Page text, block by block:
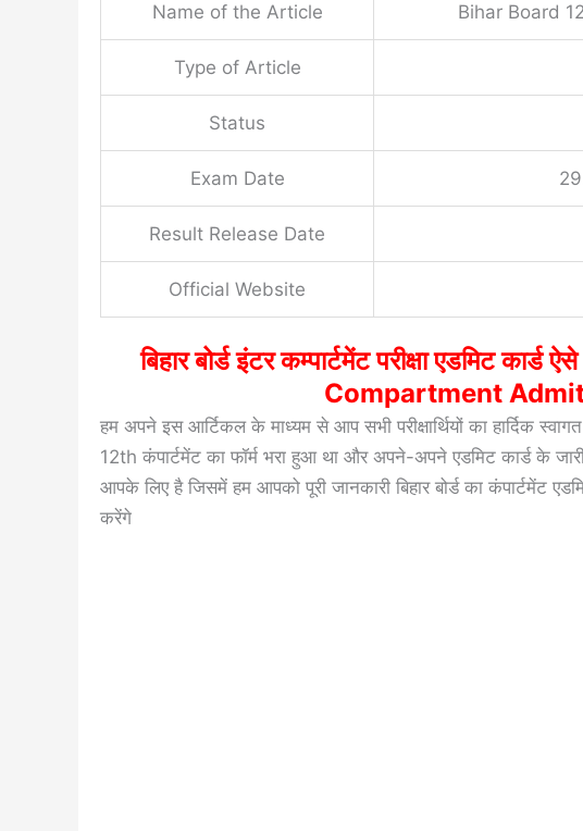
Name of the Article Bihar Board
Type of Article
Status
Exam Date
Result Release Date
Official Website
बिहार बोर्ड इंटर कम्पार्टमेंट परीक्षा एडमिट
Compartment
हम अपने इस आर्टिकल के माध्यम से आप सभी परीक्षार्थियों का हार्दिक
12th कंपार्टमेंट का फॉर्म भरा हुआ था और अपने-अपने एडमिट कार्ड के
आपके लिए है जिसमें हम आपको पूरी जानकारी बिहार बोर्ड का कंपार्टमेंट
करेंगे